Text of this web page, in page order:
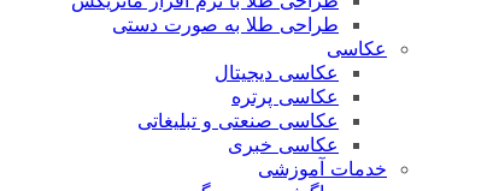
طراحی طلا به صورت دستی
عکاسی
عکاسی دیجیتال
عکاسی پرتره
عکاسی صنعتی و تبلیغاتی
عکاسی خبری
خدمات آموزشی